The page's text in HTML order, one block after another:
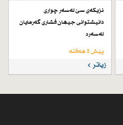
نزیكەی سێ لەسەر چواری
دانیشتوانی جیهان فشاری گەرمایان
لەسەرە
پێش 2 هەفتە
زیاتر